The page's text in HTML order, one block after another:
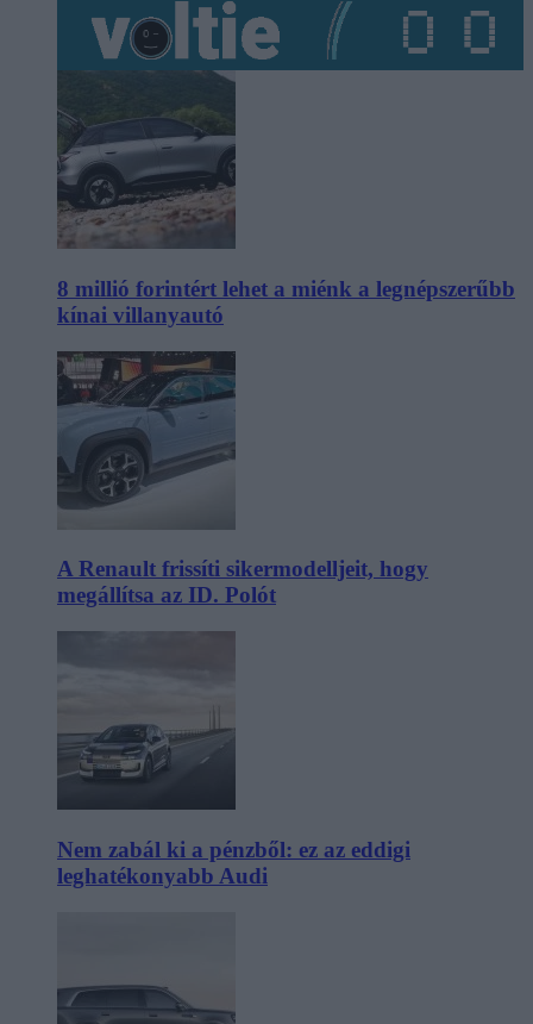
8 millió forintért lehet a miénk a legnépszerűbb
kínai villanyautó
A Renault frissíti sikermodelljeit, hogy
megállítsa az ID. Polót
Nem zabál ki a pénzből: ez az eddigi
leghatékonyabb Audi